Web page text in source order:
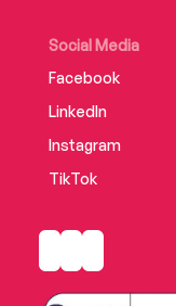
Social Media
Facebook
LinkedIn
Instagram
TikTok